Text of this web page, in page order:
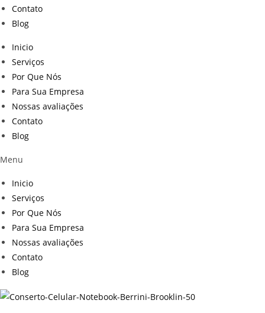
Contato
Blog
Inicio
Serviços
Por Que Nós
Para Sua Empresa
Nossas avaliações
Contato
Blog
Menu
Inicio
Serviços
Por Que Nós
Para Sua Empresa
Nossas avaliações
Contato
Blog